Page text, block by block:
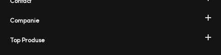
Companie
Top Produse